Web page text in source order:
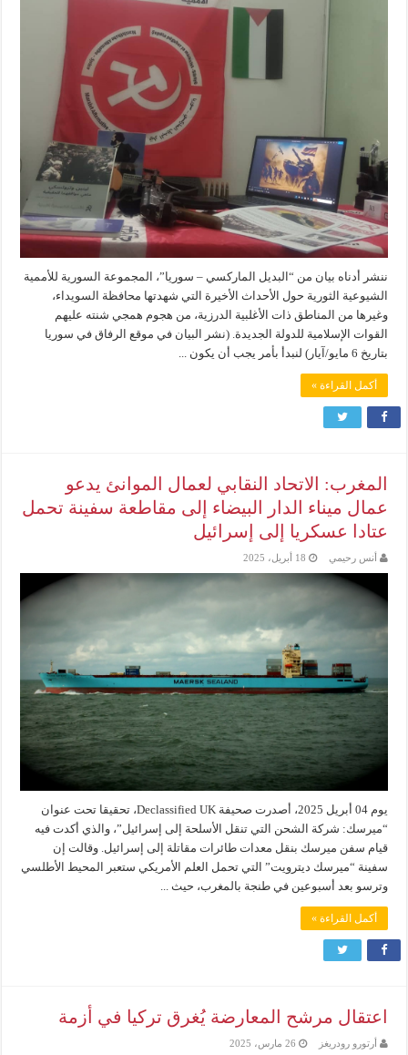
ننشر أدناه بيان من “البديل الماركسي – سوريا”، المجموعة السورية للأممية
الشيوعية الثورية حول الأحداث الأخيرة التي شهدتها محافظة السويداء،
وغيرها من المناطق ذات الأغلبية الدرزية، من هجوم همجي شنته عليهم
القوات الإسلامية للدولة الجديدة. (نشر البيان في موقع الرفاق في سوريا
بتاريخ 6 مايو/آيار) لنبدأ بأمر يجب أن يكون ...
أكمل القراءة »
المغرب: الاتحاد النقابي لعمال الموانئ يدعو
عمال ميناء الدار البيضاء إلى مقاطعة سفينة تحمل
عتادا عسكريا إلى إسرائيل
أنس رحيمي 18 أبريل، 2025
يوم 04 أبريل 2025، أصدرت صحيفة Declassified UK، تحقيقا تحت عنوان
“ميرسك: شركة الشحن التي تنقل الأسلحة إلى إسرائيل”، والذي أكدت فيه
قيام سفن ميرسك بنقل معدات طائرات مقاتلة إلى إسرائيل. وقالت إن
سفينة “ميرسك ديترويت” التي تحمل العلم الأمريكي ستعبر المحيط الأطلسي
وترسو بعد أسبوعين في طنجة بالمغرب، حيث ...
أكمل القراءة »
اعتقال مرشح المعارضة يُغرق تركيا في أزمة
أرتورو رودريغز 26 مارس، 2025